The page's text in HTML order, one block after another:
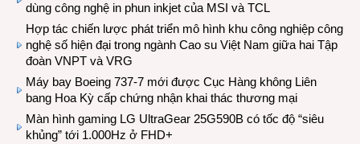
dùng công nghệ in phun inkjet của MSI và TCL
Hợp tác chiến lược phát triển mô hình khu công nghiệp công
nghệ số hiện đại trong ngành Cao su Việt Nam giữa hai Tập
đoàn VNPT và VRG
Máy bay Boeing 737-7 mới được Cục Hàng không Liên
bang Hoa Kỳ cấp chứng nhận khai thác thương mại
Màn hình gaming LG UltraGear 25G590B có tốc độ “siêu
khủng” tới 1.000Hz ở FHD+